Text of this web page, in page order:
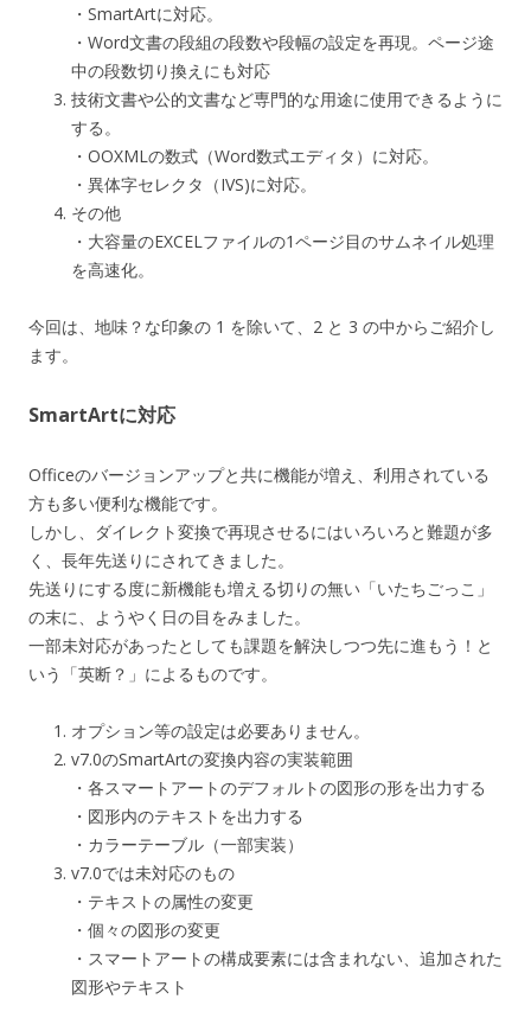
・SmartArtに対応。
・Word文書の段組の段数や段幅の設定を再現。ページ途
中の段数切り換えにも対応
技術文書や公的文書など専門的な用途に使用できるように
する。
・OOXMLの数式（Word数式エディタ）に対応。
・異体字セレクタ（IVS)に対応。
その他
・大容量のEXCELファイルの1ページ目のサムネイル処理
を高速化。
今回は、地味？な印象の 1 を除いて、2 と 3 の中からご紹介し
ます。
SmartArtに対応
Officeのバージョンアップと共に機能が増え、利用されている
方も多い便利な機能です。
しかし、ダイレクト変換で再現させるにはいろいろと難題が多
く、長年先送りにされてきました。
先送りにする度に新機能も増える切りの無い「いたちごっこ」
の末に、ようやく日の目をみました。
一部未対応があったとしても課題を解決しつつ先に進もう！と
いう「英断？」によるものです。
オプション等の設定は必要ありません。
v7.0のSmartArtの変換内容の実装範囲
・各スマートアートのデフォルトの図形の形を出力する
・図形内のテキストを出力する
・カラーテーブル（一部実装）
v7.0では未対応のもの
・テキストの属性の変更
・個々の図形の変更
・スマートアートの構成要素には含まれない、追加された
図形やテキスト